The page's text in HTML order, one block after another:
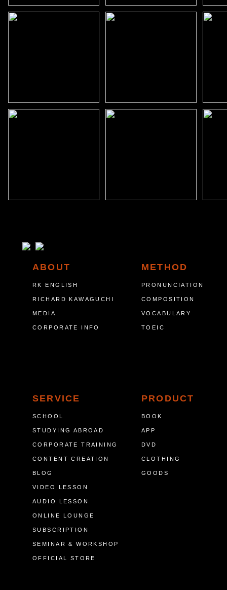
ABOUT
RK ENGLISH
RICHARD KAWAGUCHI
MEDIA
CORPORATE INFO
METHOD
PRONUNCIATION
COMPOSITION
VOCABULARY
TOEIC
SERVICE
SCHOOL
STUDYING ABROAD
CORPORATE TRAINING
CONTENT CREATION
BLOG
VIDEO LESSON
AUDIO LESSON
ONLINE LOUNGE
SUBSCRIPTION
SEMINAR & WORKSHOP
OFFICIAL STORE
PRODUCT
BOOK
APP
DVD
CLOTHING
GOODS